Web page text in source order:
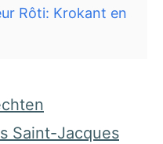
Rôti: Krokant en
Saint-Jacques